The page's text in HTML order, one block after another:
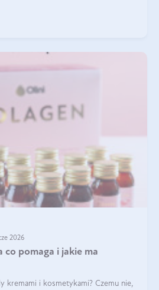
2026
co pomaga i jakie ma
kremami i kosmetykami? Czemu nie,